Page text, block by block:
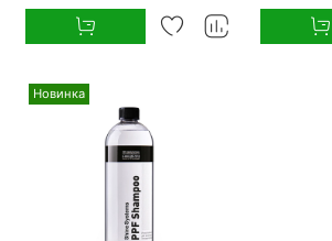
Новинка